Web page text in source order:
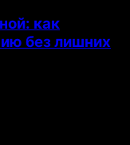
как
без лишних